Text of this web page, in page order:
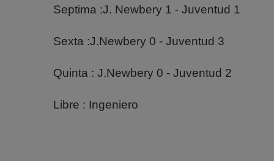
Septima :J. Newbery 1 - Juventud 1
Sexta :J.Newbery 0 - Juventud 3
Quinta : J.Newbery 0 - Juventud 2
Libre : Ingeniero